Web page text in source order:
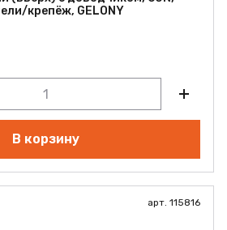
крепёж, GELONY
В корзину
арт. 115816